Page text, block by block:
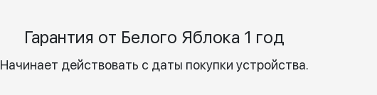
Гарантия от Белого Яблока 1 год
Начинает действовать с даты покупки устройства.